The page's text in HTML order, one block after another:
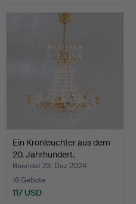
Ein Kronleuchter aus dem
20. Jahrhundert.
Beendet 23. Dez 2024
16 Gebote
117 USD